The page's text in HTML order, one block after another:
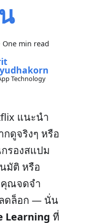
One min read
Technology
แนะนำ
ดูจริงๆ หรือ
รองสแปม
มัติ หรือ
ณจดจำ
ดล็อก — นั่น
Learning ที่